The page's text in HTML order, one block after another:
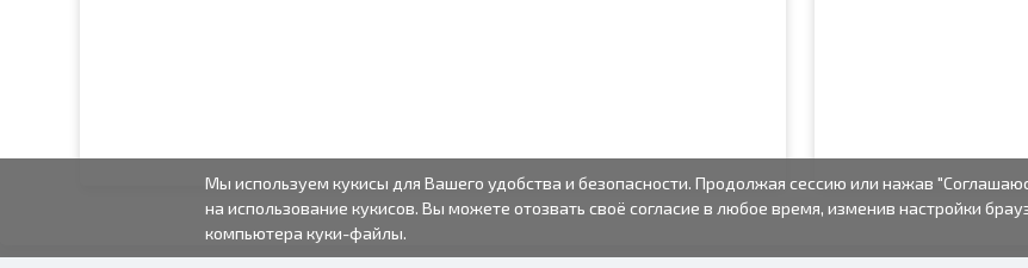
Мы используем кукисы для Вашего удобства и безопасности. Продолжая сессию или нажав
на использование кукисов. Вы можете отозвать своё согласие в любое время, изменив настройки
компьютера куки-файлы.